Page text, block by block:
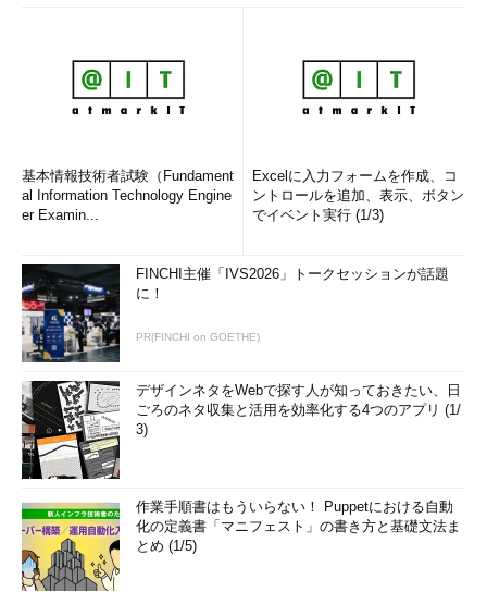
基本情報技術者試験（Fundament
al Information Technology Engine
er Examin...
Excelに入力フォームを作成、コ
ントロールを追加、表示、ボタン
でイベント実行 (1/3)
FINCHI主催「IVS2026」トークセッションが話題
に！
PR(FINCHI on GOETHE)
デザインネタをWebで探す人が知っておきたい、日
ごろのネタ収集と活用を効率化する4つのアプリ (1/
3)
作業手順書はもういらない！ Puppetにおける自動
化の定義書「マニフェスト」の書き方と基礎文法ま
とめ (1/5)